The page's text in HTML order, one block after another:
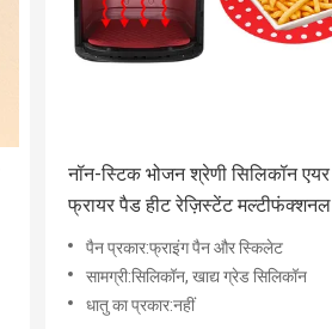
नॉन-स्टिक भोजन श्रेणी सिलिकॉन एयर
फ्रायर पैड हीट रेज़िस्टेंट मल्टीफंक्शनल
पैन प्रकार:फ्राइंग पैन और स्किलेट
सामग्री:सिलिकॉन, खाद्य ग्रेड सिलिकॉन
धातु का प्रकार:नहीं